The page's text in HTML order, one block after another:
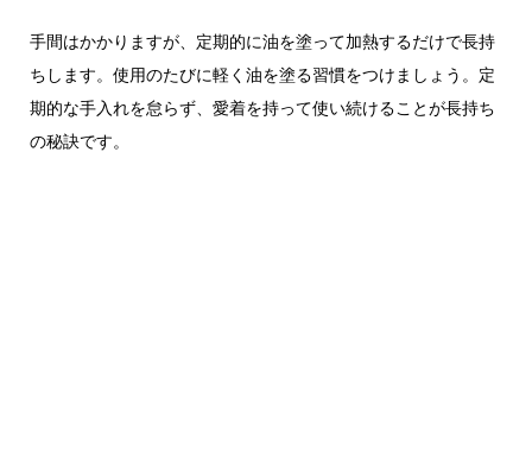
手間はかかりますが、定期的に油を塗って加熱するだけで長持
ちします。使用のたびに軽く油を塗る習慣をつけましょう。定
期的な手入れを怠らず、愛着を持って使い続けることが長持ち
の秘訣です。